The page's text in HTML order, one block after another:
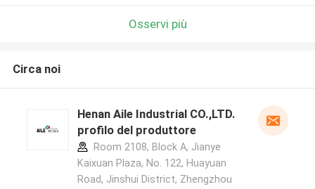
Osservi più
Circa noi
Henan Aile Industrial CO.,LTD.
profilo del produttore
Room 2108, Block A, Jianye
Kaixuan Plaza, No. 122, Huayuan
Road, Jinshui District, Zhengzhou